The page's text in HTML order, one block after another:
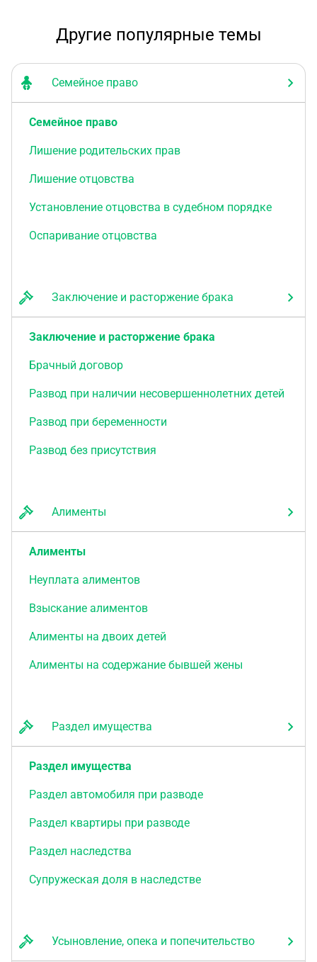
Другие популярные темы
Семейное право
Семейное право
Лишение родительских прав
Лишение отцовства
Установление отцовства в судебном порядке
Оспаривание отцовства
Заключение и расторжение брака
Заключение и расторжение брака
Брачный договор
Развод при наличии несовершеннолетних детей
Развод при беременности
Развод без присутствия
Алименты
Алименты
Неуплата алиментов
Взыскание алиментов
Алименты на двоих детей
Алименты на содержание бывшей жены
Раздел имущества
Раздел имущества
Раздел автомобиля при разводе
Раздел квартиры при разводе
Раздел наследства
Супружеская доля в наследстве
Усыновление, опека и попечительство